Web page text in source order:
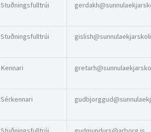
Stuðningsfulltrúi
Stuðningsfulltrúi
Kennari
Sérkennari